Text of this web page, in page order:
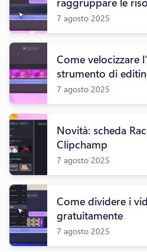
7 agosto 2025
Come velocizzare
strumento di
7 agosto 2025
Novità: scheda
Clipchamp
7 agosto 2025
Come dividere i
gratuitamente
7 agosto 2025